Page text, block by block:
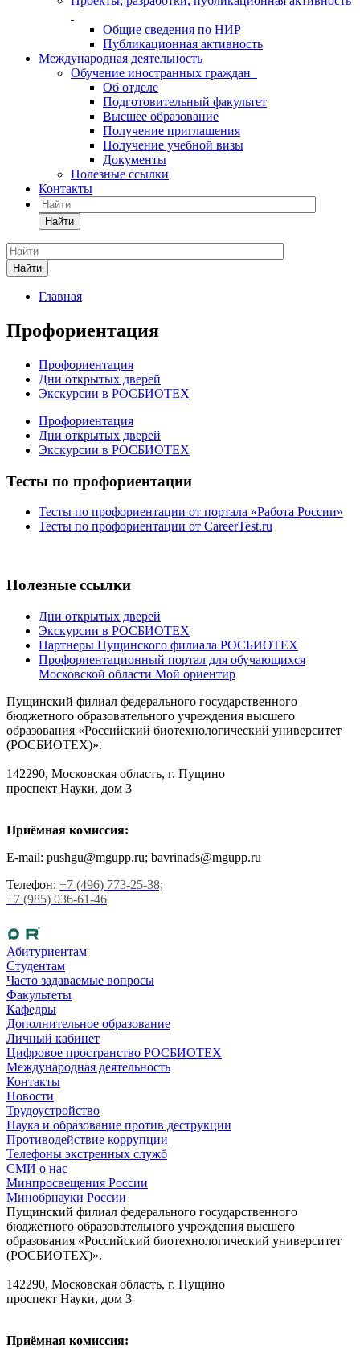
Общие сведения по НИР
Публикационная активность
Международная деятельность
Обучение иностранных граждан
Об отделе
Подготовительный факультет
Высшее образование
Получение приглашения
Получение учебной визы
Документы
Полезные ссылки
Контакты
Найти
Найти
Главная
Профориентация
Профориентация
Дни открытых дверей
Экскурсии в РОСБИОТЕХ
Профориентация
Дни открытых дверей
Экскурсии в РОСБИОТЕХ
Тесты по профориентации
Тесты по профориентации от портала «Работа России»
Тесты по профориентации от CareerTest.ru
Полезные ссылки
Дни открытых дверей
Экскурсии в РОСБИОТЕХ
Партнеры Пущинского филиала РОСБИОТЕХ
Профориентационный портал для обучающихся
Московской области Мой ориентир
Пущинский филиал федерального государственного
бюджетного образовательного учреждения высшего
образования «Российский биотехнологический университет
(РОСБИОТЕХ)».
142290, Московская область, г. Пущино
проспект Науки, дом 3
Приёмная комиссия:
E-mail: pushgu@mgupp.ru; bavrinads@mgupp.ru
Телефон: +7 (496) 773-25-38;
+7 (985) 036-61-46
Абитуриентам
Студентам
Часто задаваемые вопросы
Факультеты
Кафедры
Дополнительное образование
Личный кабинет
Цифровое пространство РОСБИОТЕХ
Международная деятельность
Контакты
Новости
Трудоустройство
Наука и образование против деструкции
Противодействие коррупции
Телефоны экстренных служб
СМИ о нас
Минпросвещения России
Минобрнауки России
Пущинский филиал федерального государственного
бюджетного образовательного учреждения высшего
образования «Российский биотехнологический университет
(РОСБИОТЕХ)».
142290, Московская область, г. Пущино
проспект Науки, дом 3
Приёмная комиссия: